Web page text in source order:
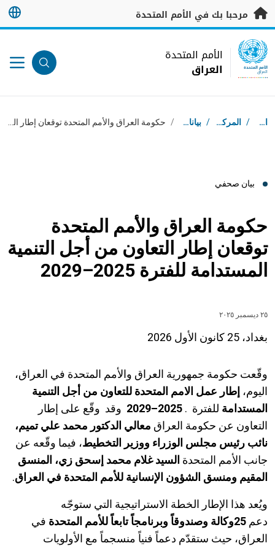
تخطى إلى المحتوى الرئيسي
مرحبا بك في الأمم المتحدة
UN Logo
الأمم المتحدة
العراق
الأمم المتحدة
العراق
مسار التنقل
استقبال / المركز الإعلامي / بيانات صحفية /
بيان صحفي
حكومة العراق والأمم المتحدة
توقعان إطار التعاون من أجل التنمية
المستدامة للفترة 2025–2029
٢٥ ديسمبر ٢٠٢٥
بغداد، 25 كانون الأول 2026
وقّعت حكومة جمهورية العراق والأمم المتحدة في العراق،
اليوم، إطار عمل الامم المتحدة للتعاون من أجل التنمية
المستدامة للفترة .
2025–2029
وقد وقّع على إطار
التعاون عن حكومة العراق معالي الدكتور محمد علي تميم،
نائب رئيس مجلس الوزراء ووزير التخطيط، فيما وقّعه عن
جانب الأمم المتحدة السيد غلام محمد إسحق زي، المنسق
المقيم ومنسق الشؤون الإنسانية للأمم المتحدة في العراق.
ويُعد هذا الإطار الخطة الاستراتيجية التي ستوجّه
دعم 25وكالة وصندوقاً وبرنامجاً تابعاً للأمم المتحدة في
العراق، حيث ستقدّم دعماً فنياً منسجماً مع الأولويات